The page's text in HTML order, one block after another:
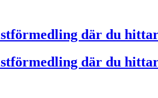
där du
där du